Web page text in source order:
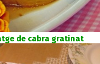
de cabra gratinat